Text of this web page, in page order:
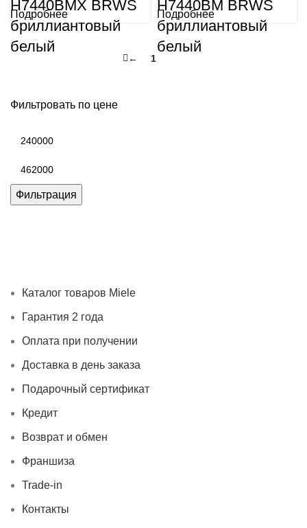
Фильтровать по цене
Фильтрация
H7440BMX BRWS
бриллиантовый
белый
Подробнее
H7440BM BRWS
бриллиантовый
белый
Подробнее
← 1
Каталог товаров Miele
Гарантия 2 года
Оплата при получении
Доставка в день заказа
Подарочный сертификат
Кредит
Возврат и обмен
Франшиза
Trade-in
Контакты